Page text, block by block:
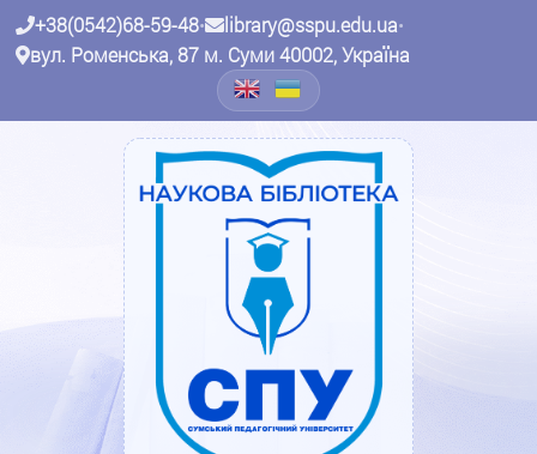
+38(0542)68-59-48• library@sspu.edu.ua•
вул. Роменська, 87 м. Суми 40002, Україна